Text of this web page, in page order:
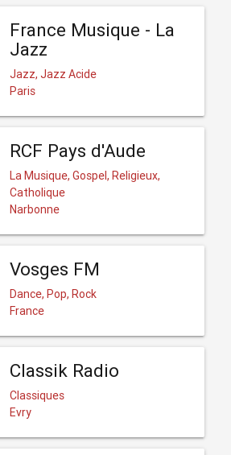
France Musique - La
Jazz
Jazz, Jazz Acide
Paris
RCF Pays d'Aude
La Musique, Gospel, Religieux,
Catholique
Narbonne
Vosges FM
Dance, Pop, Rock
France
Classik Radio
Classiques
Evry